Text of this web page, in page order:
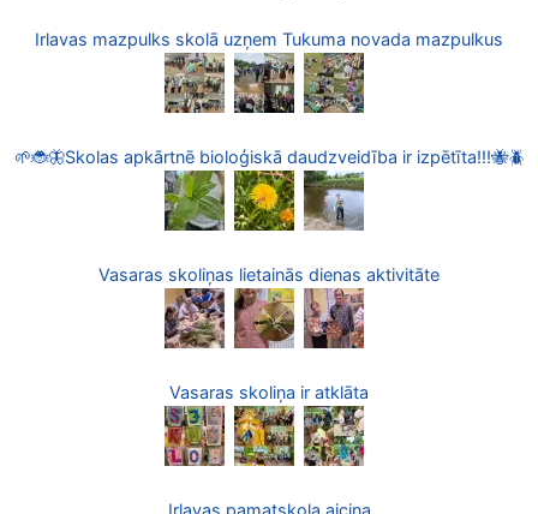
Irlavas mazpulks skolā uzņem Tukuma novada mazpulkus
🌱🐞🦋Skolas apkārtnē bioloģiskā daudzveidība ir izpētīta!!!🐝🪲
Vasaras skoliņas lietainās dienas aktivitāte
Vasaras skoliņa ir atklāta
Irlavas pamatskola aicina